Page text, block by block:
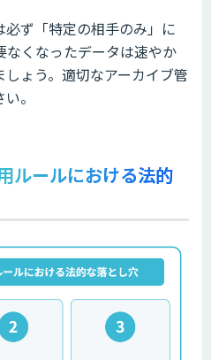
ず「特定の相手のみ」に
くなったデータは速やか
ょう。適切なアーカイブ管
。
ルールにおける法的